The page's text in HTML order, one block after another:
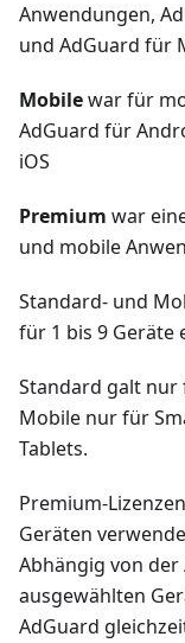
Anwendungen,
und AdGuard für
Mobilewar für
AdGuard für
iOS
Premium war
und mobile
Standard- und
für 1 bis 9 Geräte
Standard galt
Mobile nur für
Tablets.
Premium-
Geräten
Abhängig von
ausgewählten
AdGuard